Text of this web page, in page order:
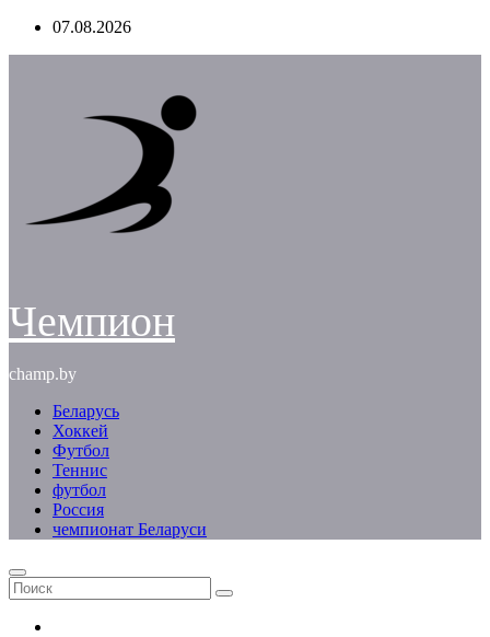
Перейти07.08.2026
Чемпион
champ.by
Беларусь
Хоккей
Футбол
Теннис
футбол
Россия
чемпионат Беларуси